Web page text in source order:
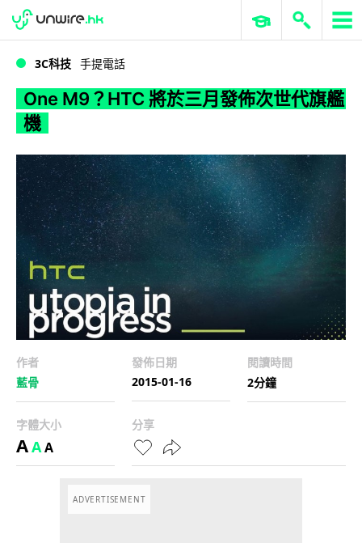
One M9？HTC 將於三月發佈次世代旗艦機
WWDC 2026 ERP 與商業 AI
3C科技 手提電話
One M9？HTC 將於三月發佈次世代旗艦
機
作者
藍骨
發佈日期
2015-01-16
閱讀時間
2分鐘
字體大小
AAA
分享
ADVERTISEMENT